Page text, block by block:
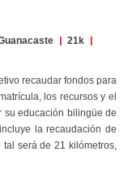
| 21k |
recaudar fondos para
los recursos y el
su educación bilingüe de
la recaudación de
será de 21 kilómetros,